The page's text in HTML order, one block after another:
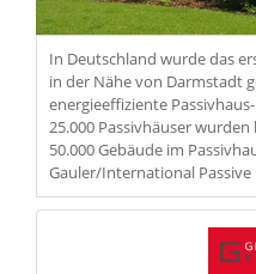
In Deutschland wurde das
in der Nähe von Darmstadt
energieeffiziente
25.000 Passivhäuser
50.000 Gebäude im
Gauler/International Passive